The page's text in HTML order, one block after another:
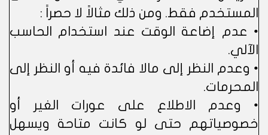
المستخدم فقط. ومن ذلك مثالاً لا حصراً :
• عدم إضاعة الوقت عند استخدام الحاسب
الآلي.
• وعدم النظر إلى مالا فائدة فيه أو النظر إلى
المحرمات.
• وعدم الاطلاع على عورات الغير أو
خصوصياتهم حتى لو كانت متاحة ويسهل